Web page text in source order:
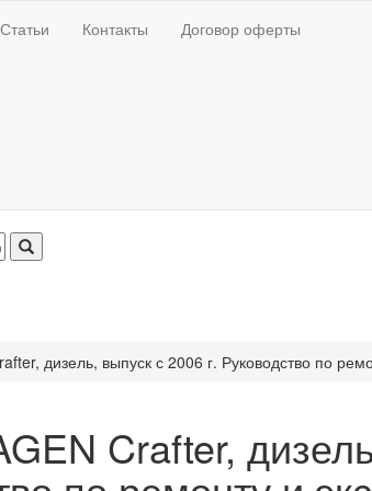
Статьи Контакты Договор оферты
дизель, выпуск с 2006 г. Руководство по
Crafter,